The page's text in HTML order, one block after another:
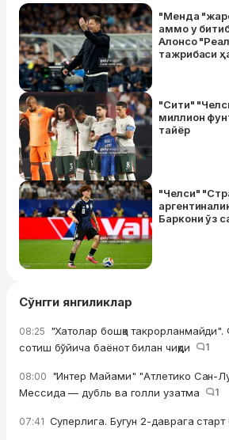
"Менда
аммо у
Алонсо
тажрибаси
"Сити"
миллион
тайёр
"Челси"
Баркони ўз
Сўнгги янгиликлар
08:25 "Хатолар бошқа такрорланмайди".
сотиш бўйича баёнот билан чиқди
1
08:00 "Интер Майами" "Атлетико Сан-
Мессида — дубль ва голли узатма
1
07:41 Суперлига. Бугун 2-даврага